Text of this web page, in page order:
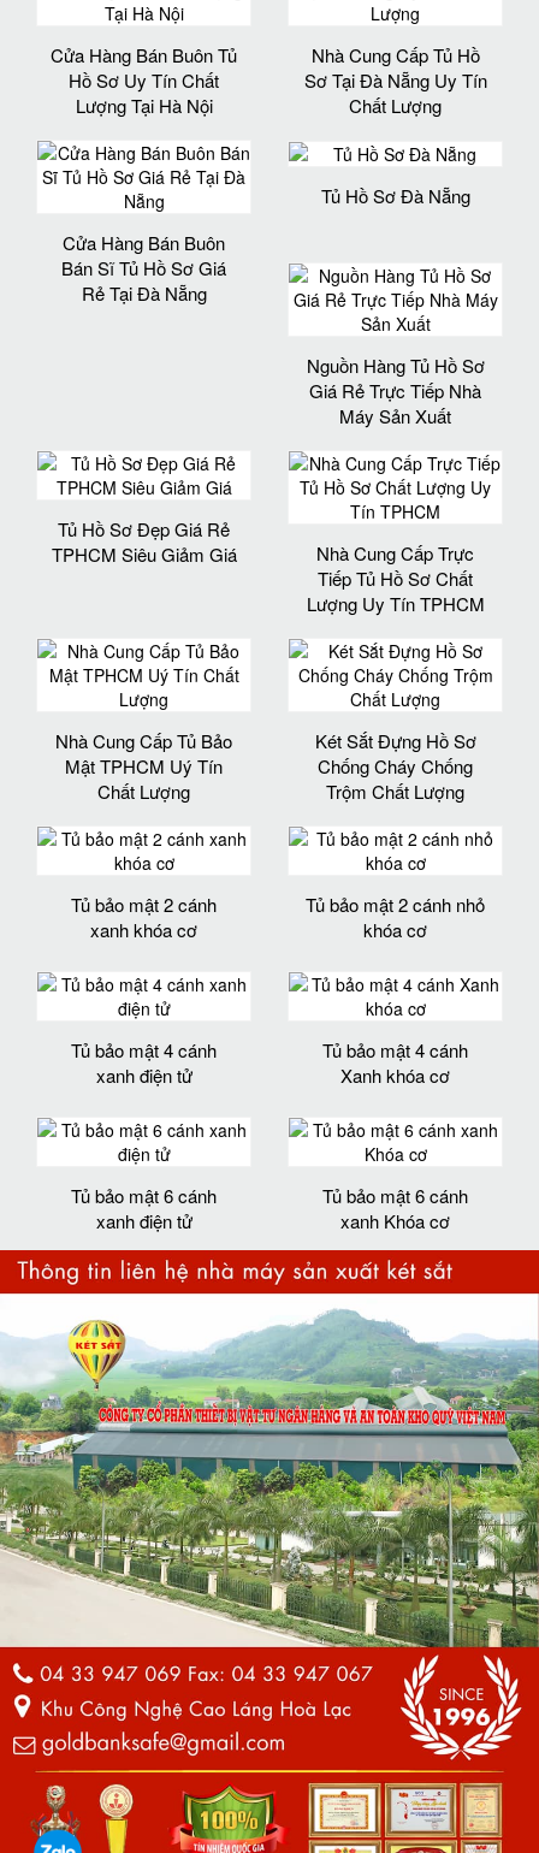
Cửa Hàng Bán Buôn Tủ
Hồ Sơ Uy Tín Chất
Lượng Tại Hà Nội
Nhà Cung Cấp Tủ Hồ
Sơ Tại Đà Nẵng Uy Tín
Chất Lượng
Cửa Hàng Bán Buôn
Bán Sĩ Tủ Hồ Sơ Giá
Rẻ Tại Đà Nẵng
Tủ Hồ Sơ Đà Nẵng
Nguồn Hàng Tủ Hồ Sơ
Giá Rẻ Trực Tiếp Nhà
Máy Sản Xuất
Tủ Hồ Sơ Đẹp Giá Rẻ
TPHCM Siêu Giảm Giá
Nhà Cung Cấp Trực
Tiếp Tủ Hồ Sơ Chất
Lượng Uy Tín TPHCM
Nhà Cung Cấp Tủ Bảo
Mật TPHCM Uý Tín
Chất Lượng
Két Sắt Đựng Hồ Sơ
Chống Cháy Chống
Trộm Chất Lượng
Tủ bảo mật 2 cánh
xanh khóa cơ
Tủ bảo mật 2 cánh nhỏ
khóa cơ
Tủ bảo mật 4 cánh
xanh điện tử
Tủ bảo mật 4 cánh
Xanh khóa cơ
Tủ bảo mật 6 cánh
xanh điện tử
Tủ bảo mật 6 cánh
xanh Khóa cơ